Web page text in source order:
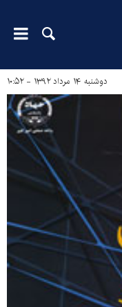
دوشنبه ۱۴ مرداد ۱۳۹۲ - ۱۰:۵۲